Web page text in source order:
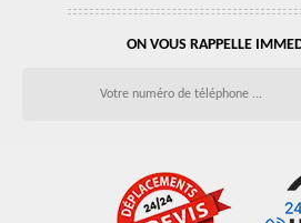
ON VOUS RAPPELLE